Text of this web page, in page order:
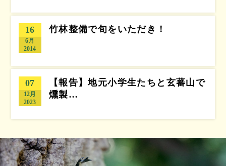
16
6月
2014
竹林整備で旬をいただき！
07
12月
2023
【報告】地元小学生たちと玄蕃山で
燻製…